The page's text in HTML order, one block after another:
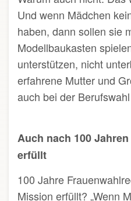
Und wenn Mädchen
haben, dann sollen sie
Modellbaukasten
unterstützen, nicht
erfahrene Mutter und
auch bei der
Auch nach 100
erfüllt
100 Jahre
Mission erfüllt? „Wenn